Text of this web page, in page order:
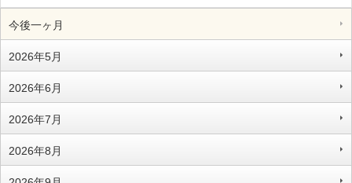
今後一ヶ月
2026年5月
2026年6月
2026年7月
2026年8月